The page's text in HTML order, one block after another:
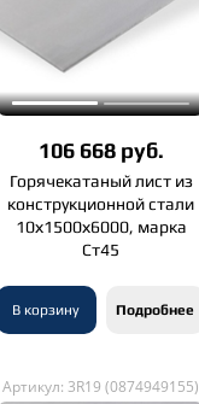
106 668 руб.
Горячекатаный лист из
конструкционной стали
10х1500х6000, марка
Ст45
В корзину Подробнее
Артикул: 3R19 (0874949155)